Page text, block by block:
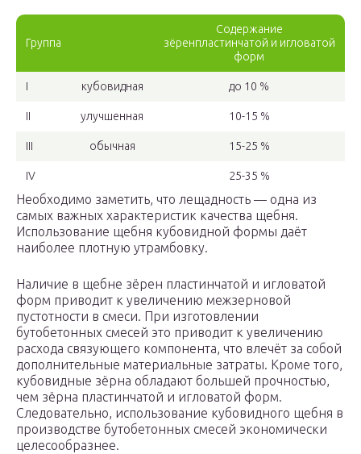
Группа
Содержание
зёренпластинчатой и игловатой
форм
I кубовидная до 10 %
II улучшенная 10-15 %
III обычная 15-25 %
IV 25-35 %
Необходимо заметить, что лещадность — одна из
самых важных характеристик качества щебня.
Использование щебня кубовидной формы даёт
наиболее плотную утрамбовку.
Наличие в щебне зёрен пластинчатой и игловатой
форм приводит к увеличению межзерновой
пустотности в смеси. При изготовлении
бутобетонных смесей это приводит к увеличению
расхода связующего компонента, что влечёт за собой
дополнительные материальные затраты. Кроме того,
кубовидные зёрна обладают большей прочностью,
чем зёрна пластинчатой и игловатой форм.
Следовательно, использование кубовидного щебня в
производстве бутобетонных смесей экономически
целесообразнее.